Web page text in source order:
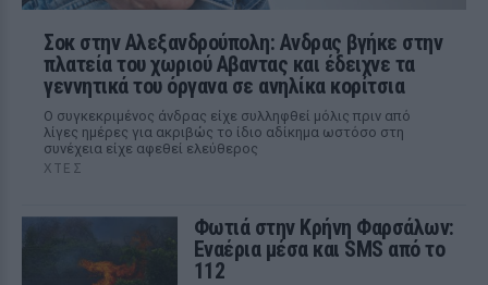
Σοκ στην Αλεξανδρούπολη: Ανδρας βγήκε στην
πλατεία του χωριού Αβαντας και έδειχνε τα
γεννητικά του όργανα σε ανηλίκα κορίτσια
Ο συγκεκριμένος άνδρας είχε συλληφθεί μόλις πριν από
λίγες ημέρες για ακριβώς το ίδιο αδίκημα ωστόσο στη
συνέχεια είχε αφεθεί ελεύθερος
ΧΤΕΣ
Φωτιά στην Κρήνη Φαρσάλων:
Εναέρια μέσα και SMS από το
112